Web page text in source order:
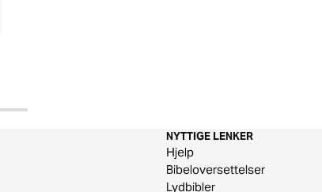
NYTTIGE LENKER
Hjelp
Bibeloversettelser
Lydbibler